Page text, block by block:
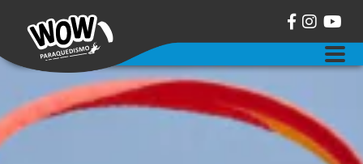
sobre a wow paraquedismo